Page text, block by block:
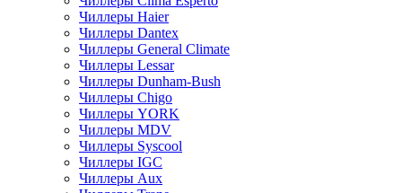
Чиллеры Haier
Чиллеры Dantex
Чиллеры General Climate
Чиллеры Lessar
Чиллеры Dunham-Bush
Чиллеры Chigo
Чиллеры YORK
Чиллеры MDV
Чиллеры Syscool
Чиллеры IGC
Чиллеры Aux